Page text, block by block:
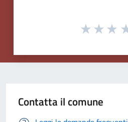
Contatta il comune